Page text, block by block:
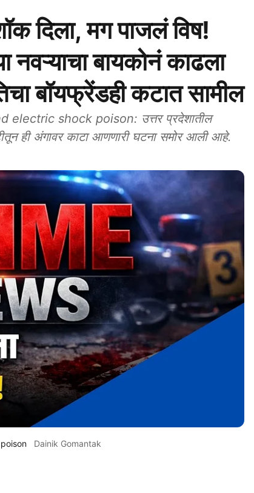
दिला, मग पाजलं विष!
बायकोनं काढला
बॉयफ्रेंडही कटात सामील
shock poison: उत्तर प्रदेशातील
ही अंगावर काटा आणणारी घटना समोर आली आहे.
Dainik Gomantak